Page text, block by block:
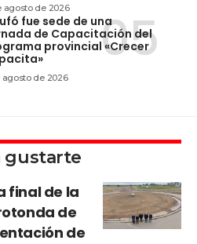
agosto de 2026
fue sede de una
de Capacitación del
provincial «Crecer
agosto de 2026
gustarte
final de la
de
de